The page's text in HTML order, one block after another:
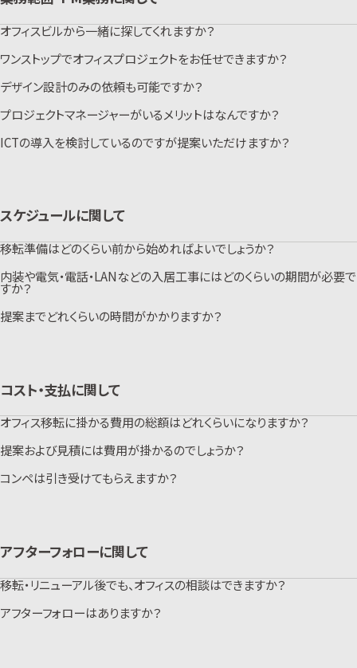
提案もさせていただきます。
オフィスビルから一緒に探してくれますか？
当社が提携している不動産仲介会社が多数ございます。最新の情報だけで
なく、工事費用のシミュレーションや設備グレードの検討、レイアウトのテスト
フィットなど、設計のプロとしてアドバイスできますので、不動産仲介会社の
みと比べ、はたらき方にマッチしたご提案ができるのがメリットです。「WORK
先を把握することも可能です。
こちらからお気軽にお問い合わせください。
ワンストップでオフィスプロジェクトをお任せできますか？
ワンストップでお任せください。オフィスプロジェクトは、会社ごとに異なる理
想的なはたらき方をプランに落とし込み、使用開始日までにはたらく環境を
用意しなければなりません。また、専門知識を要する分野が多く、内装工事
をはじめ、インフラ、家具選定、引越などをプロジェクトに関わるすべてをマ
ば、多数のオフィス実績をもつノウハウで、責任を持って対応させていただき
ます。
デザイン設計のみの依頼も可能ですか？
可能です。当社は設計・施工を一貫して行うことが会社方針ではございます
が、ビルによっては、工事区分において指定会社のみ施工が可能な物件もご
ざいます。その際はデザイン設計・プロジェクトマネジメントを担当し、スムー
ズな進行およびコスト管理などをさせていただきます。
プロジェクトマネージャーがいるメリットはなんですか？
オフィスプロジェクトは、一般的には経験することが多くありません。また、通
常業務と併せて行うため業務が多岐にわたります。ヴィスのプロジェクトマ
サイト内でプロジェクトメンバーの紹介をしております。
ICTの導入を検討しているのですが提案いただけますか？
サルタントをアサインし、ヒアリングから設計構築、施工、納品までをトータル
サポートさせていただきます。
スケジュールに関して
移転準備はどのくらい前から始めればよいでしょうか？
オフィスの規模や工事の内容によりますが、6か月で物件選定からレイアウ
ト・デザイン・オフィス移転までを実施しているケースが一般的です。当社で
は、お客様に合わせて、スケジュールゴールから算出したマイルストーンを立
てながら、オフィス移転のマネジメントを実施しています。
こちらの資料もご確認ください。
内装や電気・電話・LANなどの入居工事にはどのくらいの期間が必要で
すか？
規模や要件にもよりますので、一概には言えませんが、一般的には、小規模
なオフィス（100坪未満）で着工から1か月、それ以上になるとビル側との工
提案までどれくらいの時間がかかりますか？
い。
コスト・支払に関して
オフィス移転に掛かる費用の総額はどれくらいになりますか？
ご移転の規模や要望によって異なります。オフィスデザインの内容や家具のグ
レード、入居先ビルの工事区分によって大きく変動します。目安として、今まで
のケースで多いのは、移転されるオフィスの坪数×20万円～40万円のご予
算で完了しているケースが多いです。100坪移転の際は2,000万円～4,000
提案および見積には費用が掛かるのでしょうか？
初回ご提案無料にてお受けしています。物件や会社特性、ご要望に最適なプ
ロジェクトメンバーをアサインし想いをカタチにします。ご提案に関わるヒア
コンペは引き受けてもらえますか？
行したい場合などは、一社に決めてスピーディーかつ具体的に進行する方
がメリットとなるケースもありますので、一度ご相談ください。
アフターフォローに関して
移転・リニューアル後でも、オフィスの相談はできますか？
オフィスは完成してからが始まりであると私たちは考えております。使い始め
てみないと分からない点は多々あるものです。そのようなお困りごとや新た
アフターフォローはありますか？